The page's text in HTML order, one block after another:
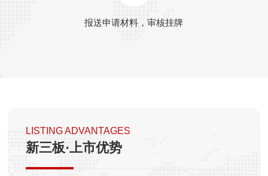
报送申请材料，审核挂牌
LISTING ADVANTAGES
新三板·上市优势